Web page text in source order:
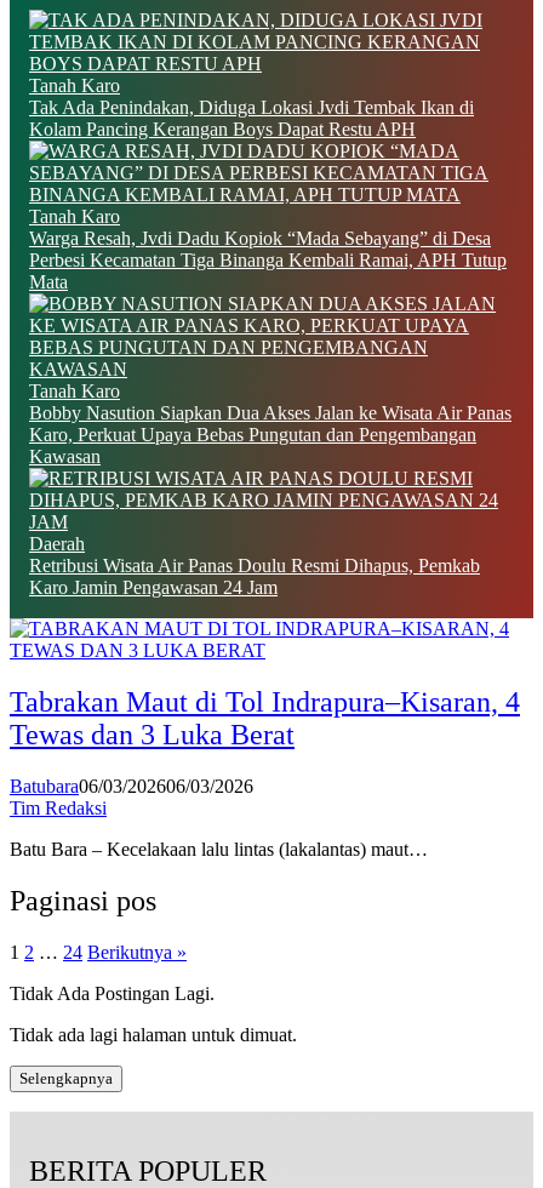
Tanah Karo
Tak Ada Penindakan, Diduga Lokasi Jvdi Tembak Ikan di
Kolam Pancing Kerangan Boys Dapat Restu APH
Tanah Karo
Warga Resah, Jvdi Dadu Kopiok “Mada Sebayang” di Desa
Perbesi Kecamatan Tiga Binanga Kembali Ramai, APH Tutup
Mata
Tanah Karo
Bobby Nasution Siapkan Dua Akses Jalan ke Wisata Air Panas
Karo, Perkuat Upaya Bebas Pungutan dan Pengembangan
Kawasan
Daerah
Retribusi Wisata Air Panas Doulu Resmi Dihapus, Pemkab
Karo Jamin Pengawasan 24 Jam
Tabrakan Maut di Tol Indrapura–Kisaran, 4
Tewas dan 3 Luka Berat
Batubara06/03/202606/03/2026
Tim Redaksi
Batu Bara – Kecelakaan lalu lintas (lakalantas) maut…
Paginasi pos
1 2 … 24 Berikutnya »
Tidak Ada Postingan Lagi.
Tidak ada lagi halaman untuk dimuat.
Selengkapnya
BERITA POPULER